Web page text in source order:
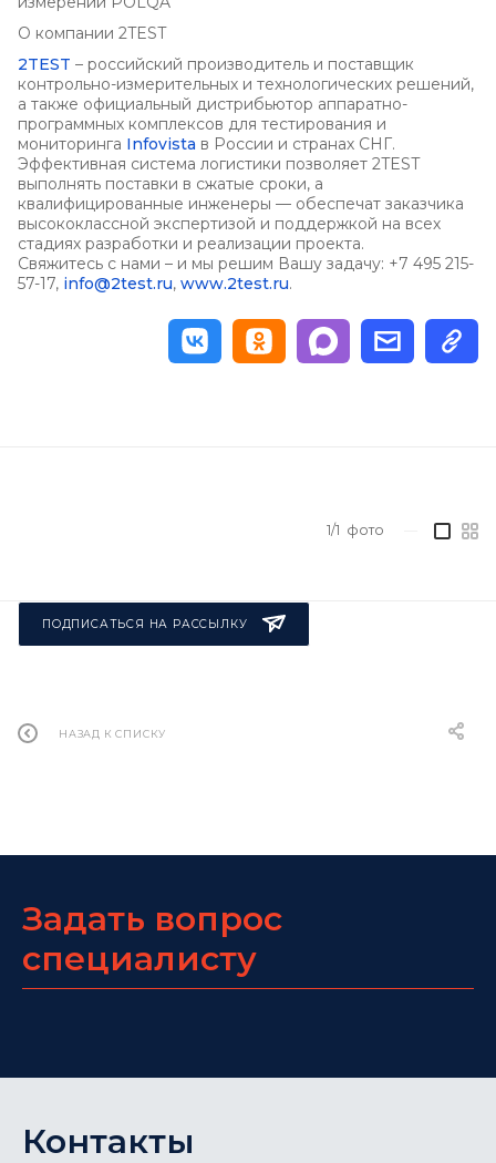
О компании 2TEST
2TEST – российский производитель и поставщик
контрольно-измерительных и технологических решений,
а также официальный дистрибьютор аппаратно-
программных комплексов для тестирования и
мониторинга Infovista в России и странах СНГ.
Эффективная система логистики позволяет 2TEST
выполнять поставки в сжатые сроки, а
квалифицированные инженеры — обеспечат заказчика
высококлассной экспертизой и поддержкой на всех
стадиях разработки и реализации проекта.
Свяжитесь с нами – и мы решим Вашу задачу: +7 495 215-
57-17, info@2test.ru, www.2test.ru.
1/1 фото
ПОДПИСАТЬСЯ НА РАССЫЛКУ
НАЗАД К СПИСКУ
Задать вопрос
специалисту
Контакты